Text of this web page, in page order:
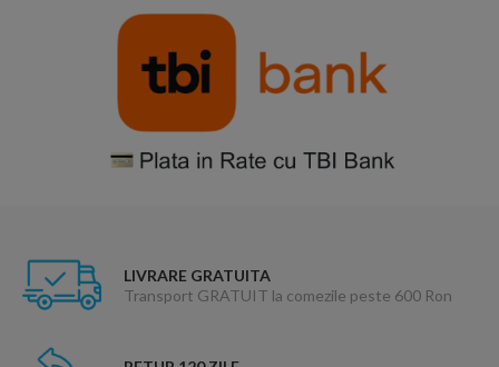
LIVRARE GRATUITA
Transport GRATUIT la comezile peste 600 Ron